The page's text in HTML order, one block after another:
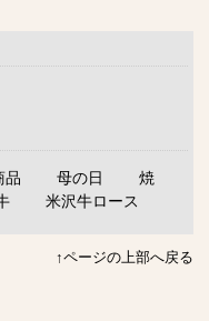
品 母の日
焼
米沢牛ロース
↑ページの上部へ戻る